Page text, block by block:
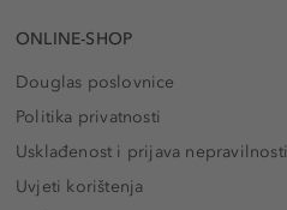
ONLINE-SHOP
Douglas poslovnice
Politika privatnosti
Usklađenost i prijava nepravilnosti
Uvjeti korištenja